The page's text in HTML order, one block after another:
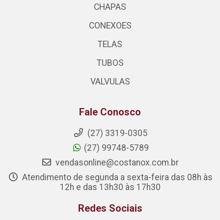
CHAPAS
CONEXOES
TELAS
TUBOS
VALVULAS
Fale Conosco
(27) 3319-0305
(27) 99748-5789
vendasonline@costanox.com.br
Atendimento de segunda a sexta-feira das 08h às
12h e das 13h30 às 17h30
Redes Sociais